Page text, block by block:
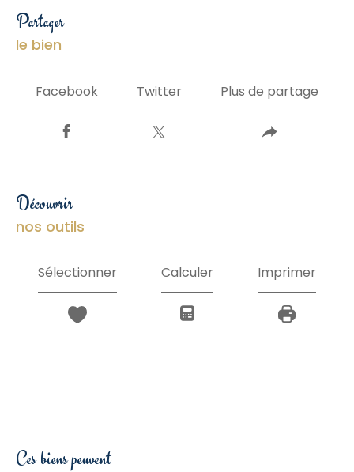
partager
le bien
Facebook Twitter Plus de partage
découvrir
nos outils
Sélectionner Calculer Imprimer
Ces biens peuvent